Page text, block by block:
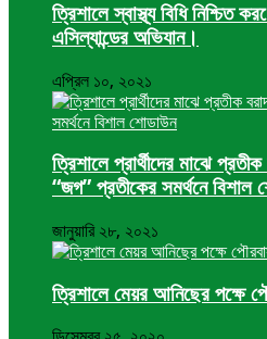
ত্রিশালে স্বাস্থ্য বিধি নিশ্চিত
এসিল্যান্ডের অভিযান।
এপ্রিল ১০, ২০২১
ত্রিশালে প্রার্থীদের মাঝে
“জগ” প্রতীকের সমর্থনে বিশাল
জানুয়ারি ২৮, ২০২১
ত্রিশালে মেয়র আনিছের পক্ষে